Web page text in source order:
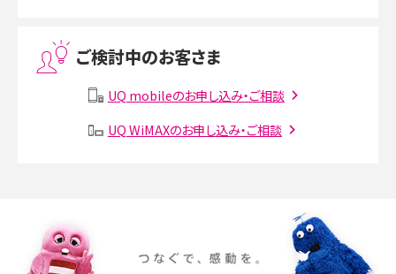
Instagram（インスタグラム）でスクショするとバレる？バレるケースや撮り方も解
SMSとは？料金やできること、注意点や届かない時の対処法を解説
iPhone 16eとiPhone SE（第3世代）の違いは？サイズやスペックを比較して解説
iPhone 16eとiPhone 14を徹底比較！スペック・機能の違いをわかりやすく紹介
ご検討中のお客さま
UQ mobileのお申し込み・ご相談
UQ WiMAXのお申し込み・ご相談